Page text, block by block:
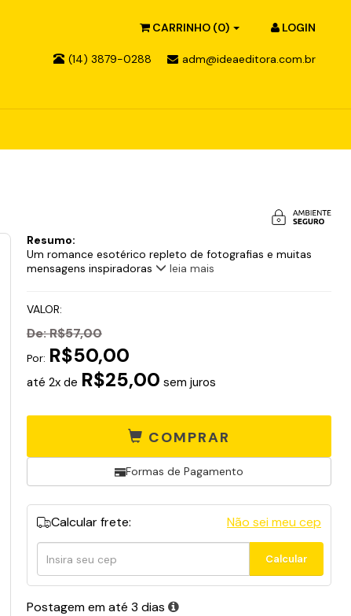
LOGIN
CARRINHO (0)
(14) 3879-0288 adm@ideaeditora.com.br
Resumo:
Um romance esotérico repleto de fotografias e muitas
mensagens inspiradoras
leia mais
VALOR:
De:R$57,00
Por: R$50,00
até 2x de R$25,00 sem juros
COMPRAR
Formas de Pagamento
Calcular frete: Não sei meu cep
Calcular
frete
Calcular
Postagem em até 3 dias